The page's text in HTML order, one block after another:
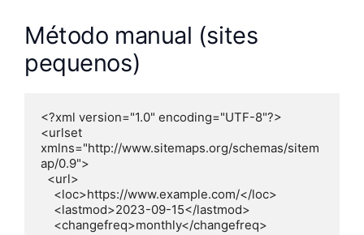
Método manual (sites
pequenos)
<?xml version="1.0" encoding="UTF-8"?>
<urlset
xmlns="http://www.sitemaps.org/schemas/sitem
ap/0.9">